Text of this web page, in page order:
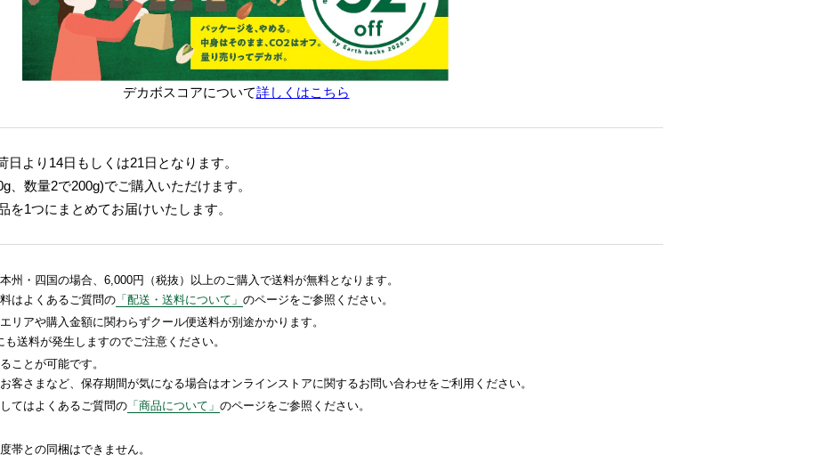
デカボスコアについて詳しくはこちら
より14日もしくは21日となります。
、数量2で200g)でご購入いただけます。
を1つにまとめてお届けいたします。
州・四国の場合、6,000円（税抜）以上のご購入で送料が無料となります。
はよくあるご質問の 「配送・送料について」 のページをご参照ください。
リアや購入金額に関わらずクール便送料が別途かかります。
送料が発生しますのでご注意ください。
ことが可能です。
客さまなど、保存期間が気になる場合はオンラインストアに関するお問い合わせをご利用ください。
てはよくあるご質問の 「商品について」 のページをご参照ください。
帯との同梱はできません。